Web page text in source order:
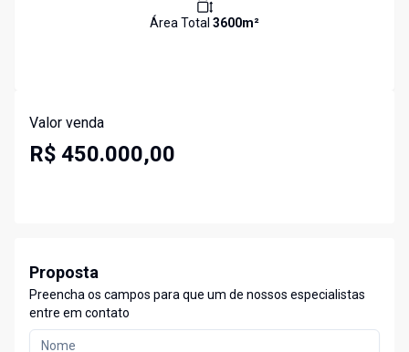
Área Total 3600m²
Valor venda
R$ 450.000,00
Proposta
Preencha os campos para que um de nossos especialistas
entre em contato